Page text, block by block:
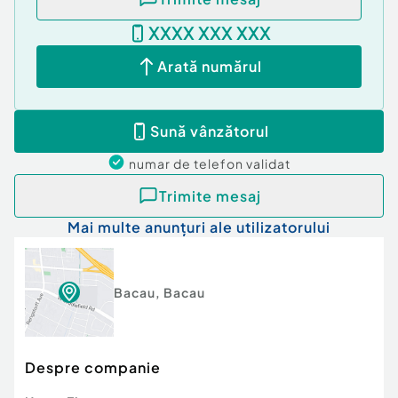
XXXX XXX XXX
Arată numărul
Sună vânzătorul
numar de telefon validat
Trimite mesaj
Mai multe anunțuri ale utilizatorului
Bacau, Bacau
Despre companie